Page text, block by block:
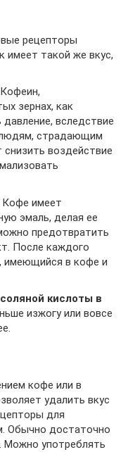
рецепторы
такой же вкус,
зернах, как
вследствие
страдающим
снизить воздействие
Кофе имеет
эмаль, делая ее
предотвратить
После каждого
имеющийся в кофе и
кислоты в
изжогу или вовсе
кофе или в
удалить вкус
для
Обычно достаточно
Можно употреблять